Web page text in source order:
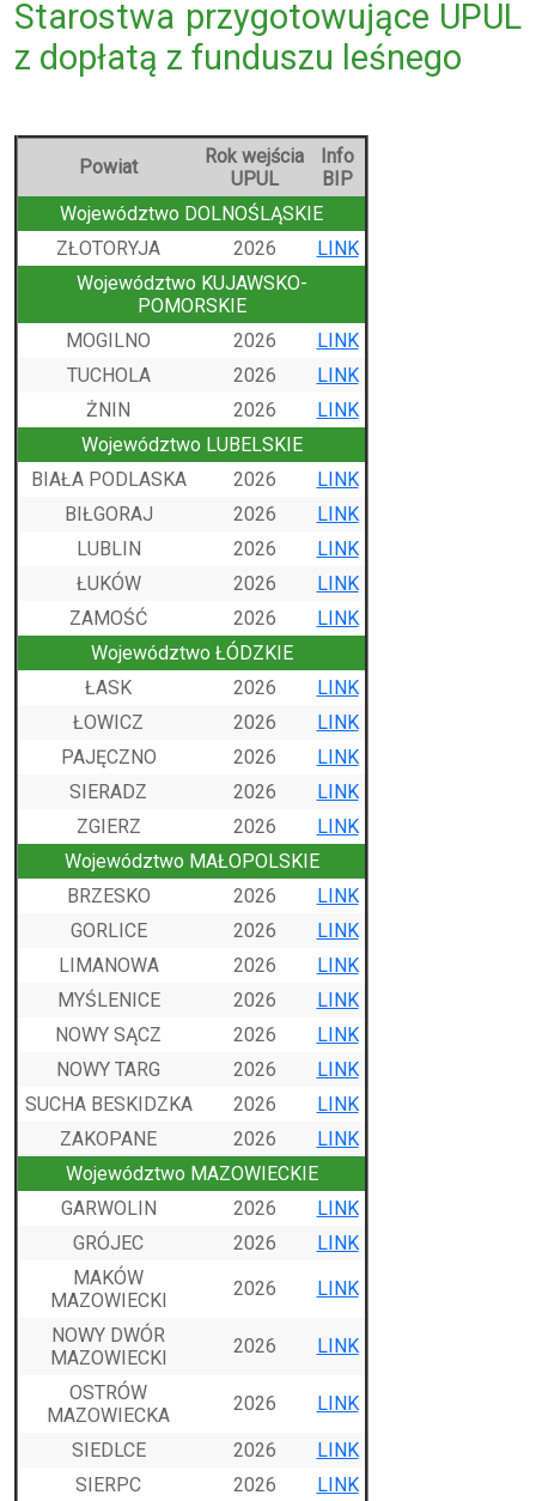
Starostwa przygotowujące UPUL
z dopłatą z funduszu leśnego
Powiat
Rok wejścia
UPUL
Info
BIP
Województwo DOLNOŚLĄSKIE
ZŁOTORYJA
2026
LINK
Województwo KUJAWSKO-
POMORSKIE
MOGILNO
2026
LINK
TUCHOLA
2026
LINK
ŻNIN
2026
LINK
Województwo LUBELSKIE
BIAŁA PODLASKA
2026
LINK
BIŁGORAJ
2026
LINK
LUBLIN
2026
LINK
ŁUKÓW
2026
LINK
ZAMOŚĆ
2026
LINK
Województwo ŁÓDZKIE
ŁASK
2026
LINK
ŁOWICZ
2026
LINK
PAJĘCZNO
2026
LINK
SIERADZ
2026
LINK
ZGIERZ
2026
LINK
Województwo MAŁOPOLSKIE
BRZESKO
2026
LINK
GORLICE
2026
LINK
LIMANOWA
2026
LINK
MYŚLENICE
2026
LINK
NOWY SĄCZ
2026
LINK
NOWY TARG
2026
LINK
SUCHA BESKIDZKA
2026
LINK
ZAKOPANE
2026
LINK
Województwo MAZOWIECKIE
GARWOLIN
2026
LINK
GRÓJEC
2026
LINK
MAKÓW
MAZOWIECKI
2026 LINK
NOWY DWÓR
MAZOWIECKI
2026 LINK
OSTRÓW
MAZOWIECKA
2026 LINK
SIEDLCE 2026
LINK
SIERPC
2026
LINK